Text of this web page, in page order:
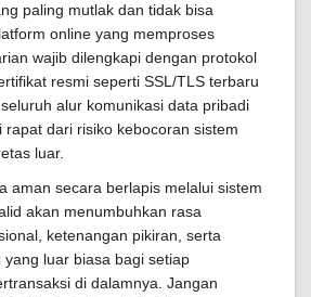
paling mutlak dan tidak bisa
online yang memproses
wajib dilengkapi dengan protokol
resmi seperti SSL/TLS terbaru
alur komunikasi data pribadi
rapat dari risiko kebocoran sistem
luar.
aman secara berlapis melalui sistem
akan menumbuhkan rasa
ketenangan pikiran, serta
yang luar biasa bagi setiap
di dalamnya. Jangan